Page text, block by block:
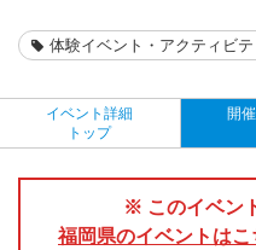
体験イベント・アクティビテ
イベント詳細
トップ
開
※ このイベン
福岡県のイベントはこ